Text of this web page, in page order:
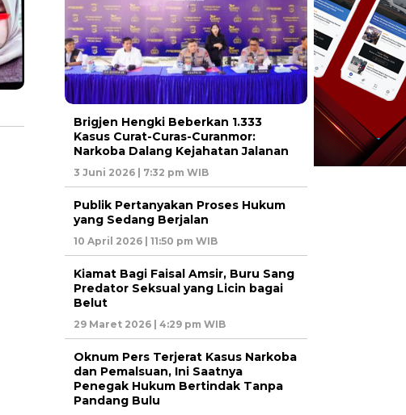
Brigjen Hengki Beberkan 1.333
Kasus Curat-Curas-Curanmor:
Narkoba Dalang Kejahatan Jalanan
3 Juni 2026 | 7:32 pm WIB
Publik Pertanyakan Proses Hukum
yang Sedang Berjalan
10 April 2026 | 11:50 pm WIB
Kiamat Bagi Faisal Amsir, Buru Sang
Predator Seksual yang Licin bagai
Belut
29 Maret 2026 | 4:29 pm WIB
Oknum Pers Terjerat Kasus Narkoba
dan Pemalsuan, Ini Saatnya
Penegak Hukum Bertindak Tanpa
Pandang Bulu